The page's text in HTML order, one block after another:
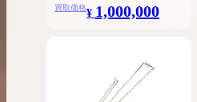
買取価格¥ 1,000,000